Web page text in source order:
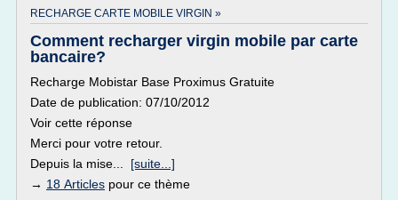
RECHARGE CARTE MOBILE VIRGIN »
Comment recharger virgin mobile par carte
bancaire?
Recharge Mobistar Base Proximus Gratuite
Date de publication: 07/10/2012
Voir cette réponse
Merci pour votre retour.
Depuis la mise... [suite...]
→ 18 Articles pour ce thème